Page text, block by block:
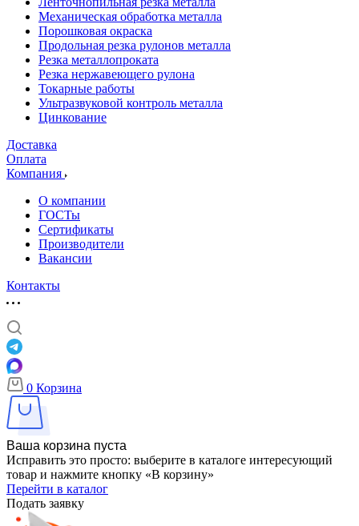
Механическая обработка металла
Порошковая окраска
Продольная резка рулонов металла
Резка металлопроката
Резка нержавеющего рулона
Токарные работы
Ультразвуковой контроль металла
Цинкование
Доставка
Оплата
Компания
О компании
ГОСТы
Сертификаты
Производители
Вакансии
Контакты
0 Корзина
Ваша корзина пуста
Исправить это просто: выберите в каталоге интересующий
товар и нажмите кнопку «В корзину»
Перейти в каталог
Подать заявку